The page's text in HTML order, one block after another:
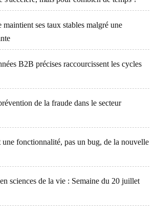
ses taux stables malgré une
B2B précises raccourcissent les cycles
de la fraude dans le secteur
une fonctionnalité, pas un bug, de la nouvelle
sciences de la vie : Semaine du 20 juillet